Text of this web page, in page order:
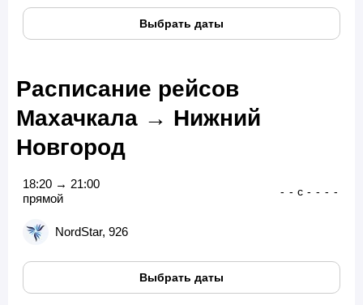
Выбрать даты
Расписание рейсов
Махачкала → Нижний
Новгород
18:20 → 21:00
прямой
NordStar, 926
- - с - - - -
Выбрать даты